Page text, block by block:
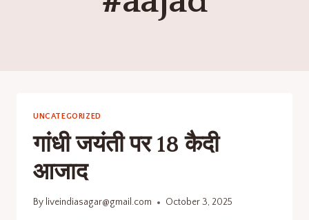
UNCATEGORIZED
गांधी जयंती पर 18 कैदी
आजाद
By liveindiasagar@gmail.com October 3, 2025